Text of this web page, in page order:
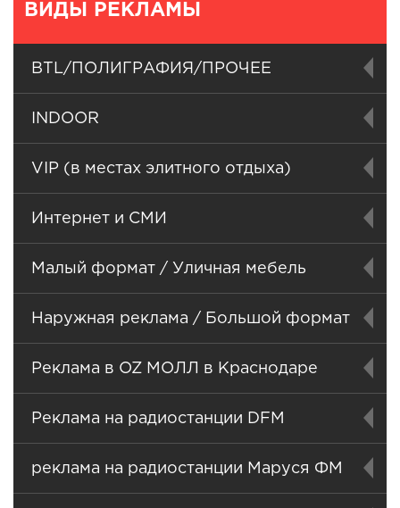
ВИДЫ РЕКЛАМЫ
BTL/ПОЛИГРАФИЯ/ПРОЧЕЕ
INDOOR
VIP (в местах элитного отдыха)
Интернет и СМИ
Малый формат / Уличная мебель
Наружная реклама / Большой формат
Реклама в OZ МОЛЛ в Краснодаре
Реклама на радиостанции DFM
реклама на радиостанции Маруся ФМ